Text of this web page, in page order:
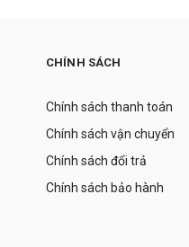
CHÍNH SÁCH
Chính sách thanh toán
Chính sách vận chuyển
Chính sách đổi trả
Chính sách bảo hành